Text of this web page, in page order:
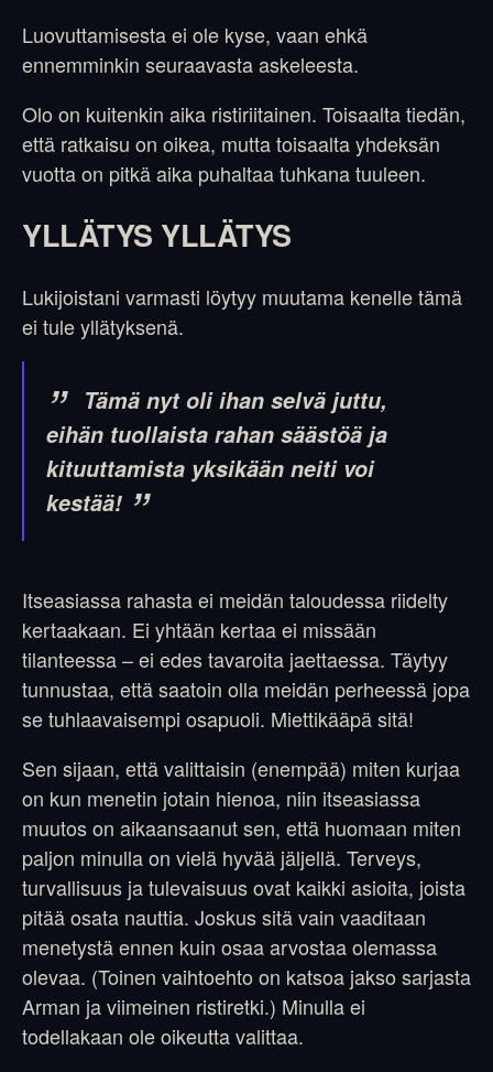
Luovuttamisesta ei ole kyse, vaan ehkä
ennemminkin seuraavasta askeleesta.
Olo on kuitenkin aika ristiriitainen. Toisaalta tiedän,
että ratkaisu on oikea, mutta toisaalta yhdeksän
vuotta on pitkä aika puhaltaa tuhkana tuuleen.
YLLÄTYS YLLÄTYS
Lukijoistani varmasti löytyy muutama kenelle tämä
ei tule yllätyksenä.
Tämä nyt oli ihan selvä juttu,
eihän tuollaista rahan säästöä ja
kituuttamista yksikään neiti voi
kestää!
Itseasiassa rahasta ei meidän taloudessa riidelty
kertaakaan. Ei yhtään kertaa ei missään
tilanteessa – ei edes tavaroita jaettaessa. Täytyy
tunnustaa, että saatoin olla meidän perheessä jopa
se tuhlaavaisempi osapuoli. Miettikääpä sitä!
Sen sijaan, että valittaisin (enempää) miten kurjaa
on kun menetin jotain hienoa, niin itseasiassa
muutos on aikaansaanut sen, että huomaan miten
paljon minulla on vielä hyvää jäljellä. Terveys,
turvallisuus ja tulevaisuus ovat kaikki asioita, joista
pitää osata nauttia. Joskus sitä vain vaaditaan
menetystä ennen kuin osaa arvostaa olemassa
olevaa. (Toinen vaihtoehto on katsoa jakso sarjasta
Arman ja viimeinen ristiretki.) Minulla ei
todellakaan ole oikeutta valittaa.